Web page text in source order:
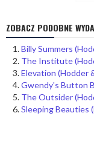
ZOBACZ PODOBNE
Billy Summers
The Institute
Elevation (Hodder
Gwendy's Button
The Outsider
Sleeping Beauties